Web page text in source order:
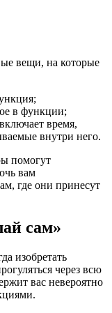
вещи, на которые
в функции;
время,
внутри него.
помогут
вам
где они принесут
сам»
изобретать
через всю
вас невероятно